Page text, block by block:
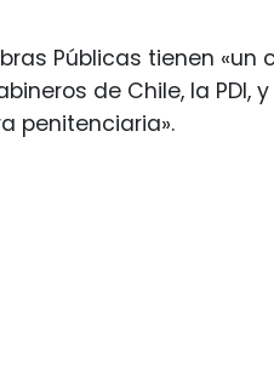
Públicas tienen
de Chile, la PDI,
penitenciaria».